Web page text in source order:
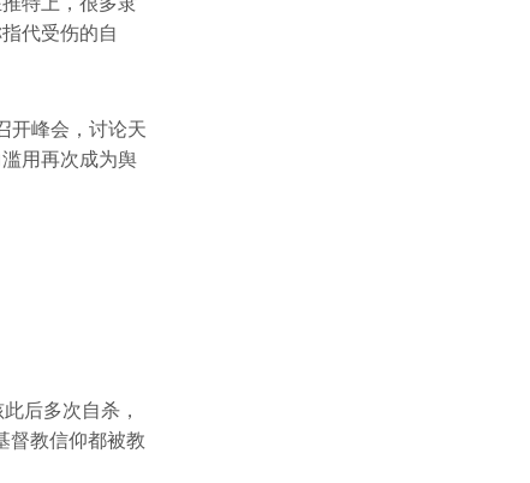
代受伤的自
开峰会，讨论天
用再次成为舆
后多次自杀，
督教信仰都被教